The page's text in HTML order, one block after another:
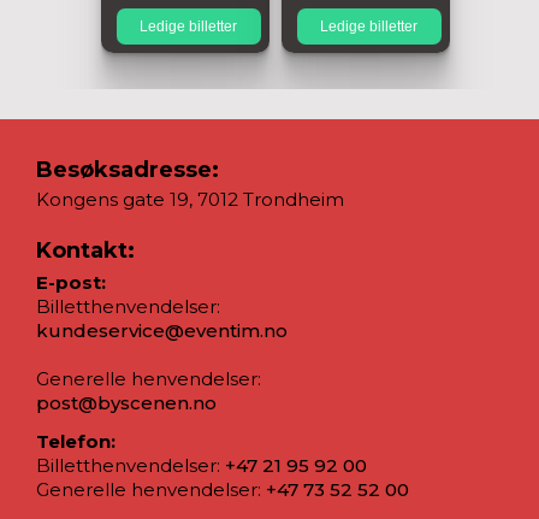
Ledige billetter Ledige billetter
Besøksadresse:
Kongens gate 19, 7012 Trondheim
Kontakt:
E-post:
Billetthenvendelser:
kundeservice@eventim.no
Generelle henvendelser:
post@byscenen.no
Telefon:
Billetthenvendelser: +47 21 95 92 00
Generelle henvendelser: +47 73 52 52 00